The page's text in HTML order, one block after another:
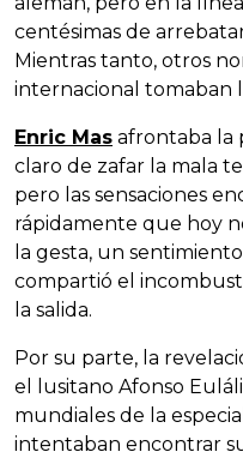
centésimas de
Mientras tanto, otros
internacional tomaban
Enric Mas afrontaba la
claro de zafar la mala
pero las sensaciones
rápidamente que hoy
la gesta, un
compartió el
la salida.
Por su parte, la
el lusitano Afonso
mundiales de la
intentaban encontrar